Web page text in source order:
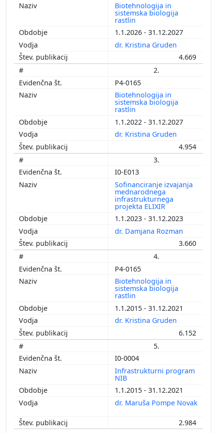
Biotehnologija in
sistemska biologija
rastlin
1.1.2026 - 31.12.2027
dr. Kristina Gruden
4.669
2.
P4-0165
Biotehnologija in
sistemska biologija
rastlin
1.1.2022 - 31.12.2027
dr. Kristina Gruden
4.954
3.
I0-E013
Sofinanciranje izvajanja
mednarodnega
infrastrukturnega
projekta ELIXIR
1.1.2023 - 31.12.2023
dr. Damjana Rozman
3.660
4.
P4-0165
Biotehnologija in
sistemska biologija
rastlin
1.1.2015 - 31.12.2021
dr. Kristina Gruden
6.152
5.
I0-0004
Infrastrukturni program
NIB
1.1.2015 - 31.12.2021
dr. Maruša Pompe Novak
2.984